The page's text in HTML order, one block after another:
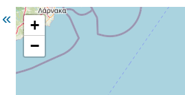
« Veuillez patienter pendant le chargement de
+
−